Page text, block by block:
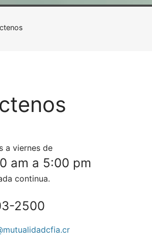
a viernes de
am a 5:00 pm
continua.
2500